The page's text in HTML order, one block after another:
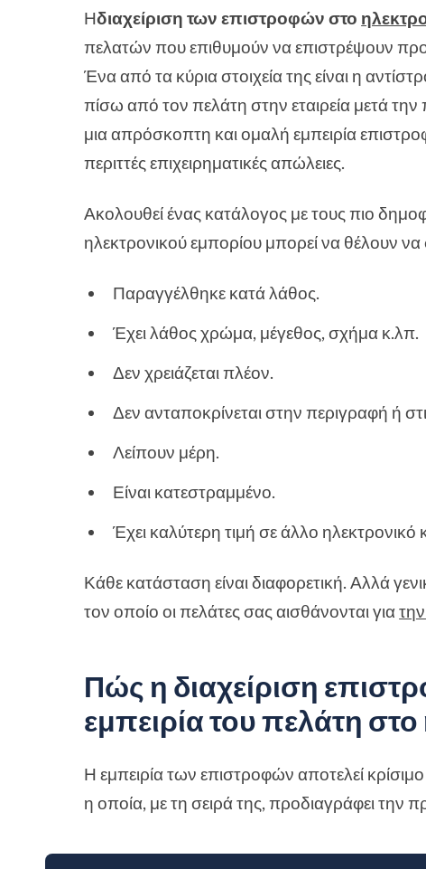
Ηδιαχείριση των επιστροφών στο
πελατών που επιθυμούν να επιστρέψουν
Ένα από τα κύρια στοιχεία της είναι η
πίσω από τον πελάτη στην εταιρεία μετά την
μια απρόσκοπτη και ομαλή εμπειρία
περιττές επιχειρηματικές απώλειες.
Ακολουθεί ένας κατάλογος με τους πιο
ηλεκτρονικού εμπορίου μπορεί να θέλουν
Παραγγέλθηκε κατά λάθος.
Έχει λάθος χρώμα, μέγεθος, σχήμα κ.λπ.
Δεν χρειάζεται πλέον.
Δεν ανταποκρίνεται στην περιγραφή ή
Λείπουν μέρη.
Είναι κατεστραμμένο.
Έχει καλύτερη τιμή σε άλλο ηλεκτρονικό
Κάθε κατάσταση είναι διαφορετική. Αλλά
τον οποίο οι πελάτες σας αισθάνονται για
Πώς η διαχείριση
εμπειρία του πελάτη
Η εμπειρία των επιστροφών αποτελεί
η οποία, με τη σειρά της, προδιαγράφει